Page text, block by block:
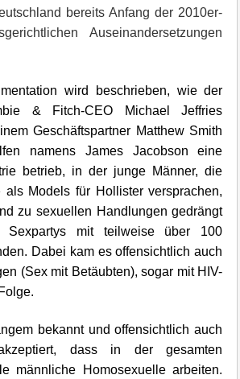
bereits Anfang der 2010er-
Auseinandersetzungen
wird beschrieben, wie der
& Fitch-CEO Michael Jeffries
Geschäftspartner Matthew Smith
namens James Jacobson eine
betrieb, in der junge Männer, die
Models für Hollister versprachen,
zu sexuellen Handlungen gedrängt
mit teilweise über 100
Dabei kam es offensichtlich auch
(Sex mit Betäubten), sogar mit HIV-
bekannt und offensichtlich auch
dass in der gesamten
männliche Homosexuelle arbeiten.